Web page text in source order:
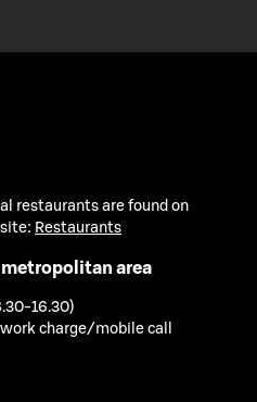
restaurants are found on
Restaurants
area
16.30)
charge/mobile call